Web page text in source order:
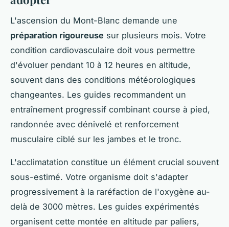
L'ascension du Mont-Blanc demande une
préparation rigoureuse sur plusieurs mois. Votre
condition cardiovasculaire doit vous permettre
d'évoluer pendant 10 à 12 heures en altitude,
souvent dans des conditions météorologiques
changeantes. Les guides recommandent un
entraînement progressif combinant course à pied,
randonnée avec dénivelé et renforcement
musculaire ciblé sur les jambes et le tronc.
L'acclimatation constitue un élément crucial souvent
sous-estimé. Votre organisme doit s'adapter
progressivement à la raréfaction de l'oxygène au-
delà de 3000 mètres. Les guides expérimentés
organisent cette montée en altitude par paliers,